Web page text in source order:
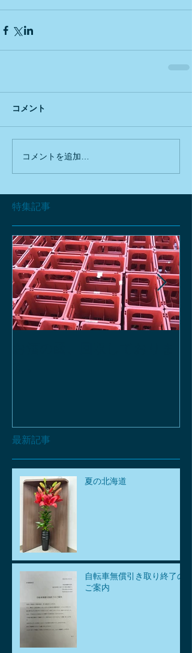
最新記事
特集記事
コメント
コメントを追加…
夏の北海道
自転車無償引き取り終了の
ご案内